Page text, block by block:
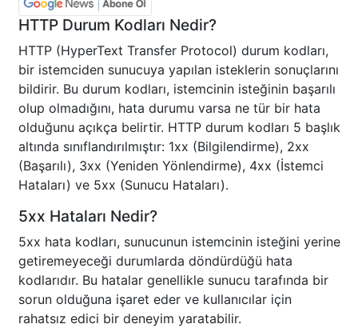
HTTP Durum Kodları Nedir?
HTTP (HyperText Transfer Protocol) durum kodları,
bir istemciden sunucuya yapılan isteklerin sonuçlarını
bildirir. Bu durum kodları, istemcinin isteğinin başarılı
olup olmadığını, hata durumu varsa ne tür bir hata
olduğunu açıkça belirtir. HTTP durum kodları 5 başlık
altında sınıflandırılmıştır: 1xx (Bilgilendirme), 2xx
(Başarılı), 3xx (Yeniden Yönlendirme), 4xx (İstemci
Hataları) ve 5xx (Sunucu Hataları).
5xx Hataları Nedir?
5xx hata kodları, sunucunun istemcinin isteğini yerine
getiremeyeceği durumlarda döndürdüğü hata
kodlarıdır. Bu hatalar genellikle sunucu tarafında bir
sorun olduğuna işaret eder ve kullanıcılar için
rahatsız edici bir deneyim yaratabilir.